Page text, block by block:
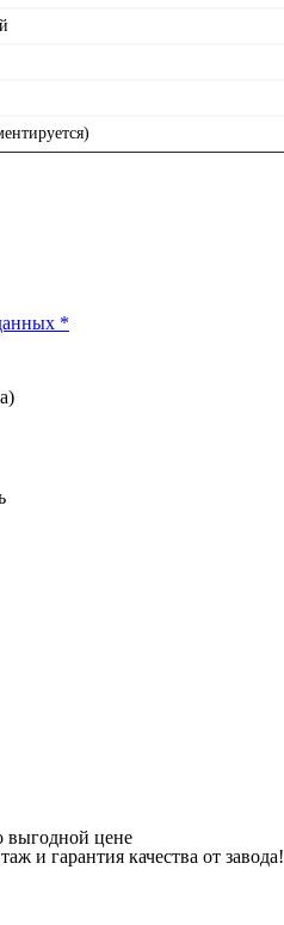
*
выгодной цене
и гарантия качества от завода!